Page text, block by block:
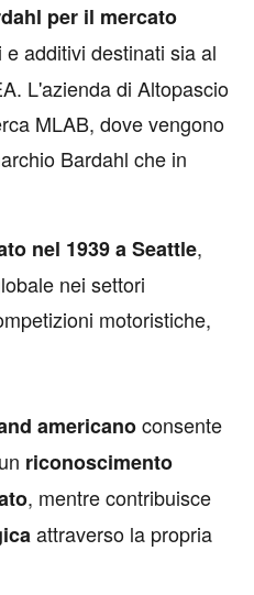
per il mercato
additivi destinati sia al
L'azienda di Altopascio
MLAB, dove vengono
Bardahl che in
nel 1939 a Seattle,
nei settori
motoristiche,
americanoconsente
riconoscimento
, mentre contribuisce
attraverso la propria